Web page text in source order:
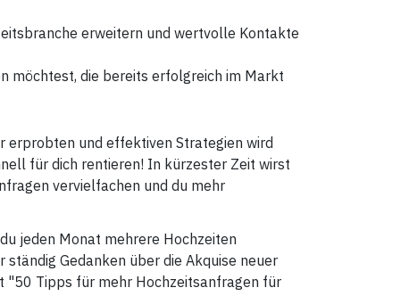
erweitern und wertvolle Kontakte
möchtest, die bereits erfolgreich im Markt
erprobten und effektiven Strategien wird
für dich rentieren! In kürzester Zeit wirst
vervielfachen und du mehr
jeden Monat mehrere Hochzeiten
Gedanken über die Akquise neuer
"50 Tipps für mehr Hochzeitsanfragen für